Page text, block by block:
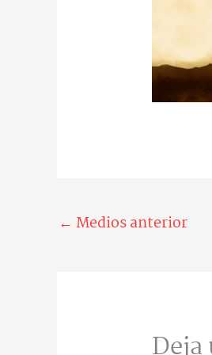
← Medios anterior